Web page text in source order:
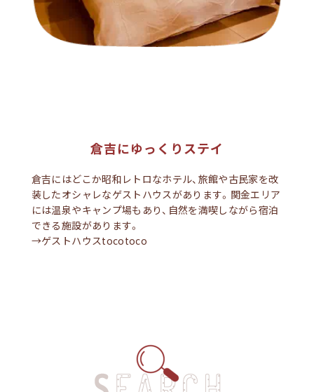
倉吉にゆっくりステイ
倉吉にはどこか昭和レトロなホテル、旅館や古民家を改
装したオシャレなゲストハウスがあります。関金エリア
には温泉やキャンプ場もあり、自然を満喫しながら宿泊
できる施設があります。
→ゲストハウスtocotoco